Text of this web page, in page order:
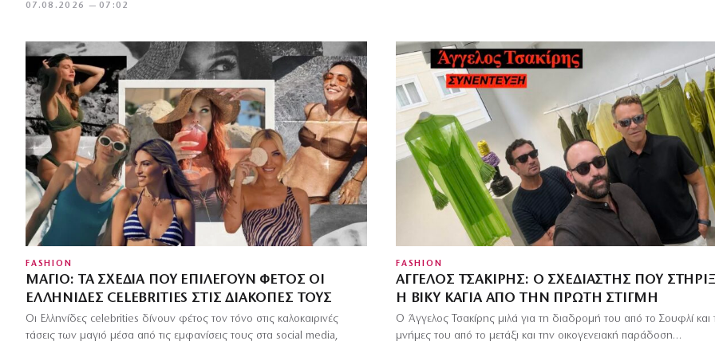
07.08.2026 — 07:02
FASHION
ΜΑΓΙΌ: ΤΑ ΣΧΈΔΙΑ ΠΟΥ ΕΠΙΛΈΓΟΥΝ ΦΈΤΟΣ ΟΙ
ΕΛΛΗΝΊΔΕΣ CELEBRITIES ΣΤΙΣ ΔΙΑΚΟΠΈΣ ΤΟΥΣ
Οι Ελληνίδες celebrities δίνουν φέτος τον τόνο στις καλοκαιρινές
τάσεις των μαγιό μέσα από τις εμφανίσεις τους στα social media,
FASHION
ΆΓΓΕΛΟΣ ΤΣΑΚΊΡΗΣ: Ο ΣΧΕΔΙΑΣΤΉΣ ΠΟΥ
Η ΒΊΚΥ ΚΑΓΙΆ ΑΠΌ ΤΗΝ ΠΡΏΤΗ ΣΤΙΓΜΉ
Ο Άγγελος Τσακίρης μιλά για τη διαδρομή του από το Σουφλί και
μνήμες του από το μετάξι και την οικογενειακή παράδοση…